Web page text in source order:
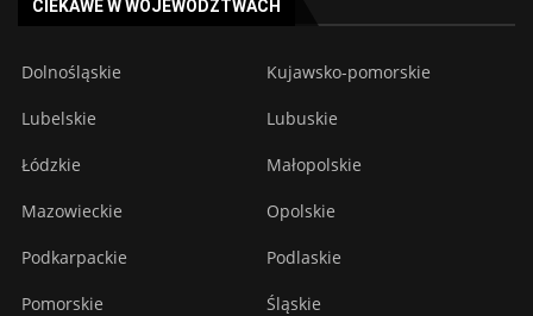
CIEKAWE W WOJEWÓDZTWACH
Dolnośląskie Kujawsko-pomorskie
Lubelskie Lubuskie
Łódzkie Małopolskie
Mazowieckie Opolskie
Podkarpackie Podlaskie
Pomorskie Śląskie